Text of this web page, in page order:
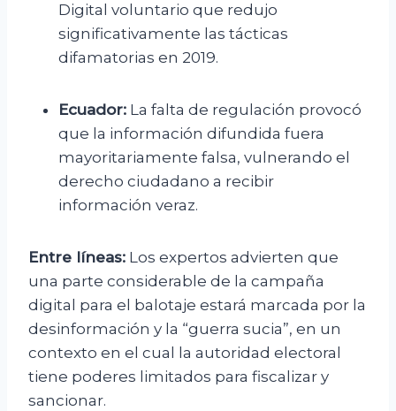
Digital voluntario que redujo
significativamente las tácticas
difamatorias en 2019.
Ecuador: La falta de regulación provocó
que la información difundida fuera
mayoritariamente falsa, vulnerando el
derecho ciudadano a recibir
información veraz.
Entre líneas: Los expertos advierten que
una parte considerable de la campaña
digital para el balotaje estará marcada por la
desinformación y la “guerra sucia”, en un
contexto en el cual la autoridad electoral
tiene poderes limitados para fiscalizar y
sancionar.